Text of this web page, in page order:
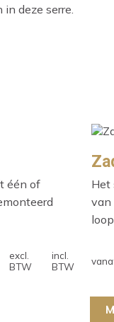
deze serre.
één of
excl.
BTW
incl.
BTW
Het
van